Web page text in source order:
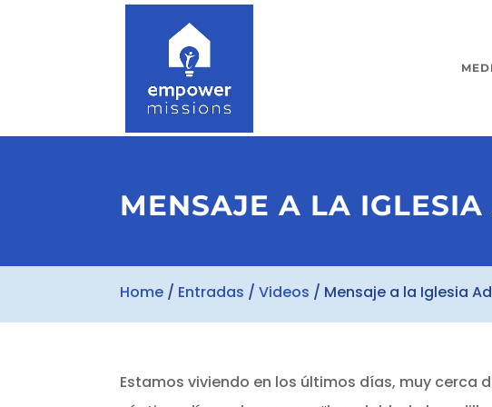
MENSAJE A LA
Home / Entradas / Videos / Mensaje a la Iglesia
Estamos viviendo en los últimos días, muy cerca